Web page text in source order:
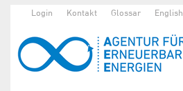
Login Kontakt Glossar English